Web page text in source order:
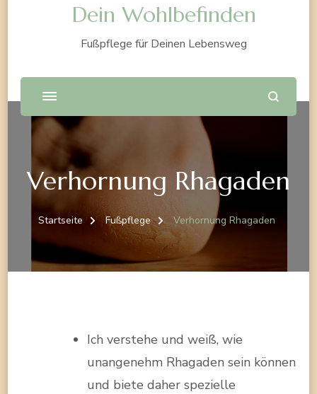
Dein Wohlbefinden
Fußpflege für Deinen Lebensweg
Verhornung Rhagaden
Startseite Fußpflege Verhornung Rhagaden
Ich verstehe und weiß, wie
unangenehm Rhagaden sein können
und biete daher spezielle